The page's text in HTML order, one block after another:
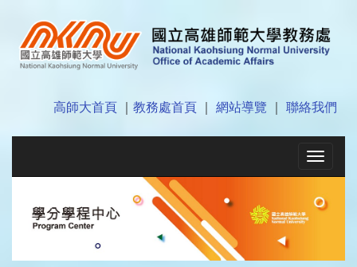
高師大首頁 教務處首頁 網站導覽 聯絡我們
Toggle